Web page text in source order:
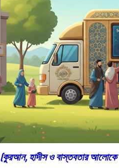
(কুরআন, হাদীস ও বাস্তবতার আলোকে